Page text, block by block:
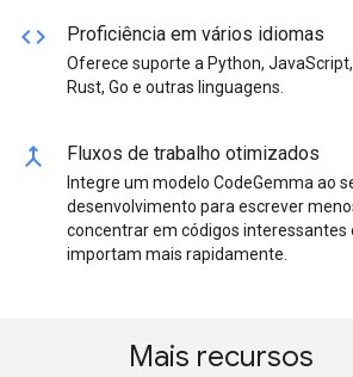
code Proficiência em vários idiomas
Oferece suporte a Python, JavaScript,
Rust, Go e outras linguagens.
merge Fluxos de trabalho otimizados
Integre um modelo CodeGemma ao
desenvolvimento para escrever
concentrar em códigos interessantes
importam mais rapidamente.
Mais recursos